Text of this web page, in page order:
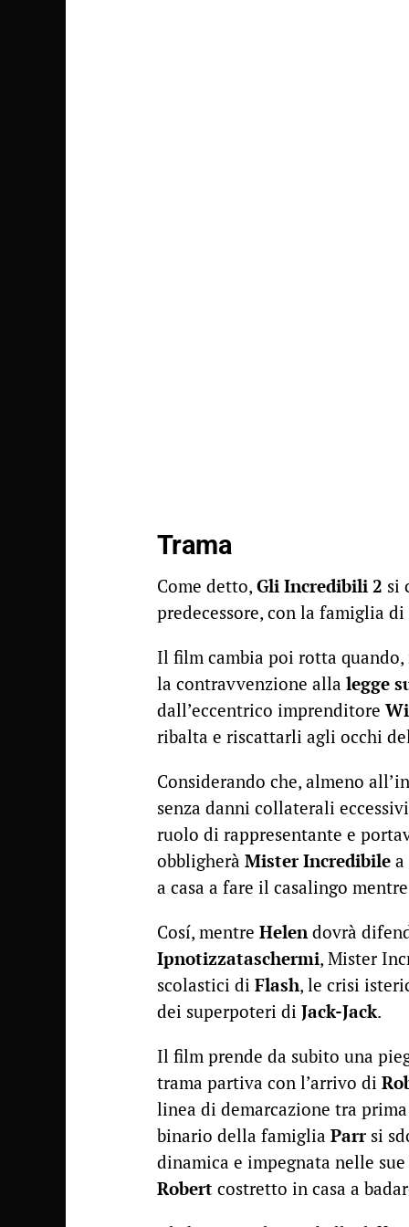
Trama
Come detto, Gli Incredibili 2 si
predecessore, con la famiglia
Il film cambia poi rotta
la contravvenzione alla legge
dall’eccentrico imprenditore
ribalta e riscattarli agli occhi
Considerando che, almeno
senza danni collaterali
ruolo di rappresentante e
obbligherà Mister Incredibile
a casa a fare il casalingo
Cosí, mentre Helen dovrà
Ipnotizzataschermi, Mister
scolastici di Flash, le crisi
dei superpoteri di Jack-Jack.
Il film prende da subito una
trama partiva con l’arrivo di
linea di demarcazione tra
binario della famiglia Parr si
dinamica e impegnata nelle
Robert costretto in casa a